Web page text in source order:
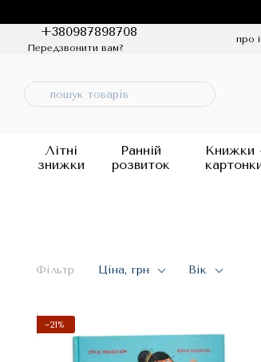
+380987898708
Передзвонити вам?
про
Літні
знижки
Ранній
розвиток
Книжки
Фільтр Ціна, грн Вік
−21%